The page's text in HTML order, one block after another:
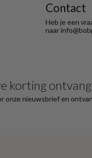
Contact
Heb je een
naar
korting
onze nieuwsbrief en